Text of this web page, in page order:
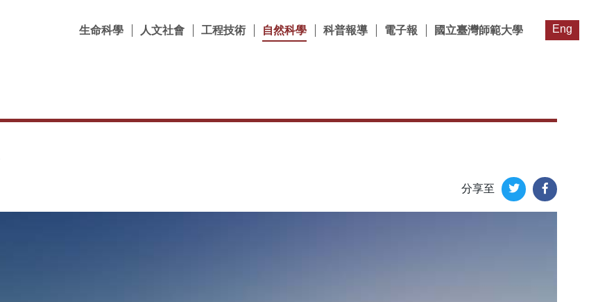
生命科學 人文社會 工程技術 自然科學 科普報導 電子報 國立臺灣師範大學 Eng
分享至